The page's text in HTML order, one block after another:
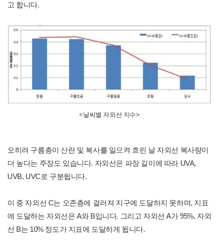
고 합니다.
<날씨별 자외선 지수>
오히려 구름층이 산란 및 복사를 일으켜 흐린 날 자외선 복사량이
더 높다는 주장도 있습니다. 자외선은 파장 길이에 따라 UVA,
UVB, UVC로 구분됩니다.
이 중 자외선 C는 오존층에 걸러져 지구에 도달하지 못하며, 지표
에 도달하는 자외선은 A와 B입니다. 그리고 자외선 A가 95%, 자외
선 B는 10% 정도가 지표에 도달하게 됩니다.